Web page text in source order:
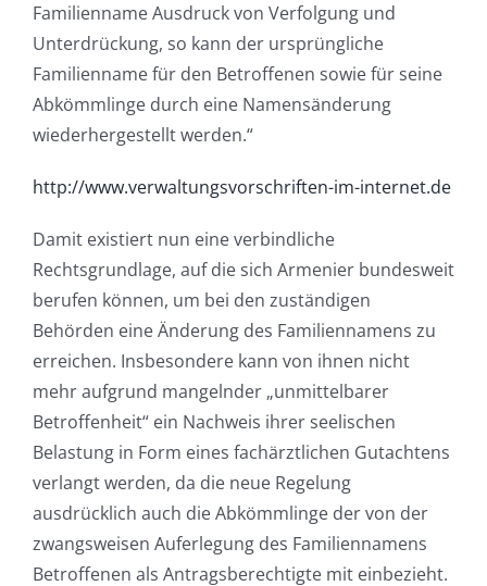
Familienname Ausdruck von Verfolgung und
Unterdrückung, so kann der ursprüngliche
Familienname für den Betroffenen ­sowie für seine
Abkömmlinge durch eine Namensänderung
wiederhergestellt werden.“
http://www.verwaltungsvorschriften-im-internet.de
Damit existiert nun eine verbindliche
Rechtsgrundlage, auf die sich Armenier bundesweit
berufen können, um bei den zuständigen
Behörden eine Änderung des Familiennamens zu
erreichen. Insbesondere kann von ihnen nicht
mehr aufgrund mangelnder „unmittelbarer
Betroffenheit“ ein Nachweis ihrer seelischen
Belastung in Form eines fachärztlichen Gutachtens
verlangt werden, da die neue Regelung
ausdrücklich auch die Abkömmlinge der von der
zwangsweisen Auferlegung des Familiennamens
Betroffenen als Antragsberechtigte mit einbezieht.